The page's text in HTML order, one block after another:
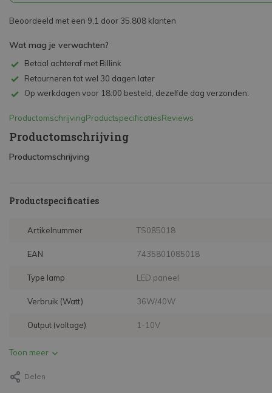
Beoordeeld met een 9,1 door 35.808 klanten
Wat mag je verwachten?
Betaal achteraf met Billink
Retourneren tot wel 30 dagen later
Op werkdagen voor 18:00 besteld, dezelfde dag verzonden.
ProductomschrijvingProductspecificatiesReviews
Productomschrijving
Productomschrijving
Productspecificaties
Artikelnummer TS085018
EAN 7435801085018
Type lamp LED paneel
Verbruik (Watt) 36W/40W
Output (voltage) 1-10V
Toon meer
Delen